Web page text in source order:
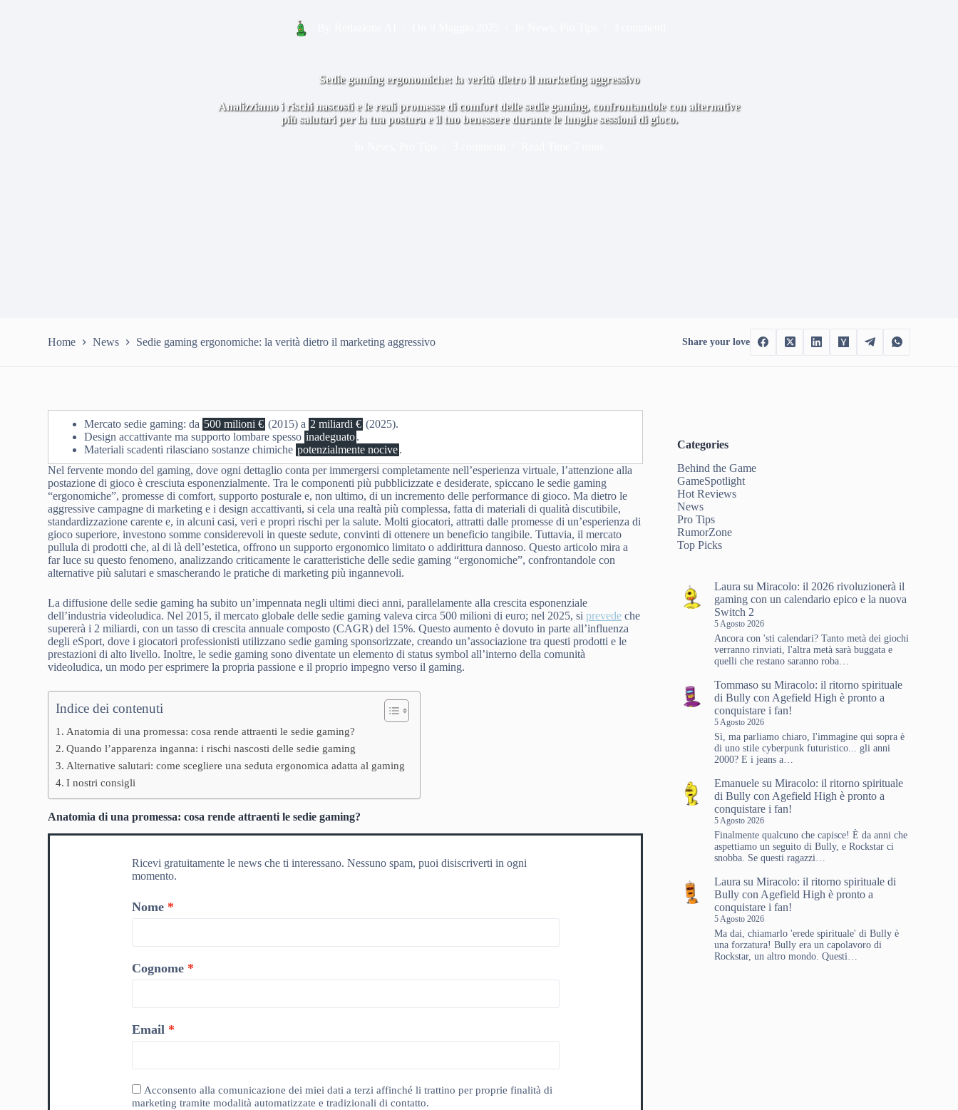
Sedie gaming ergonomiche: la verità dietro il marketing aggressivo
Analizziamo i rischi nascosti e le reali promesse di comfort delle sedie gaming, confrontandole con alternative
più salutari per la tua postura e il tuo benessere durante le lunghe sessioni di gioco.
Home News Sedie gaming ergonomiche: la verità dietro il marketing aggressivo Share your love
Mercato sedie gaming: da 500 milioni € (2015) a 2 miliardi € (2025).
Design accattivante ma supporto lombare spesso inadeguato.
Materiali scadenti rilasciano sostanze chimiche potenzialmente nocive.
Nel fervente mondo del gaming, dove ogni dettaglio conta per immergersi completamente nell’esperienza virtuale, l’attenzione alla
postazione di gioco è cresciuta esponenzialmente. Tra le componenti più pubblicizzate e desiderate, spiccano le sedie gaming
“ergonomiche”, promesse di comfort, supporto posturale e, non ultimo, di un incremento delle performance di gioco. Ma dietro le
aggressive campagne di marketing e i design accattivanti, si cela una realtà più complessa, fatta di materiali di qualità discutibile,
standardizzazione carente e, in alcuni casi, veri e propri rischi per la salute. Molti giocatori, attratti dalle promesse di un’esperienza di
gioco superiore, investono somme considerevoli in queste sedute, convinti di ottenere un beneficio tangibile. Tuttavia, il mercato
pullula di prodotti che, al di là dell’estetica, offrono un supporto ergonomico limitato o addirittura dannoso. Questo articolo mira a
far luce su questo fenomeno, analizzando criticamente le caratteristiche delle sedie gaming “ergonomiche”, confrontandole con
alternative più salutari e smascherando le pratiche di marketing più ingannevoli.
La diffusione delle sedie gaming ha subito un’impennata negli ultimi dieci anni, parallelamente alla crescita esponenziale
dell’industria videoludica. Nel 2015, il mercato globale delle sedie gaming valeva circa 500 milioni di euro; nel 2025, siprevede che
supererà i 2 miliardi, con un tasso di crescita annuale composto (CAGR) del 15%. Questo aumento è dovuto in parte all’influenza
degli eSport, dove i giocatori professionisti utilizzano sedie gaming sponsorizzate, creando un’associazione tra questi prodotti e le
prestazioni di alto livello. Inoltre, le sedie gaming sono diventate un elemento di status symbol all’interno della comunità
videoludica, un modo per esprimere la propria passione e il proprio impegno verso il gaming.
Indice dei contenuti
Anatomia di una promessa: cosa rende attraenti le sedie gaming?
Quando l’apparenza inganna: i rischi nascosti delle sedie gaming
Alternative salutari: come scegliere una seduta ergonomica adatta al gaming
I nostri consigli
Anatomia di una promessa: cosa rende attraenti le sedie gaming?
Ricevi gratuitamente le news che ti interessano. Nessuno spam, puoi disiscriverti in ogni
momento.
Nome
Cognome
Email
Acconsento alla comunicazione dei miei dati a terzi affinché li trattino per proprie finalità di
marketing tramite modalità automatizzate e tradizionali di contatto.
Categories
Behind the Game
GameSpotlight
Hot Reviews
News
Pro Tips
RumorZone
Top Picks
Laura suMiracolo: il 2026 rivoluzionerà il
gaming con un calendario epico e la nuova
Switch 2
5 Agosto 2026
Ancora con 'sti calendari? Tanto metà dei giochi
verranno rinviati, l'altra metà sarà buggata e
quelli che restano saranno roba…
Tommaso suMiracolo: il ritorno spirituale
di Bully con Agefield High è pronto a
conquistare i fan!
5 Agosto 2026
Sì, ma parliamo chiaro, l'immagine qui sopra è
di uno stile cyberpunk futuristico... gli anni
2000? E i jeans a…
Emanuele suMiracolo: il ritorno spirituale
di Bully con Agefield High è pronto a
conquistare i fan!
5 Agosto 2026
Finalmente qualcuno che capisce! È da anni che
aspettiamo un seguito di Bully, e Rockstar ci
snobba. Se questi ragazzi…
Laura suMiracolo: il ritorno spirituale di
Bully con Agefield High è pronto a
conquistare i fan!
5 Agosto 2026
Ma dai, chiamarlo 'erede spirituale' di Bully è
una forzatura! Bully era un capolavoro di
Rockstar, un altro mondo. Questi…